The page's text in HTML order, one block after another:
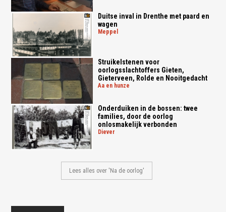
Duitse inval in Drenthe met paard en
wagen
meppel
Struikelstenen voor
oorlogsslachtoffers Gieten,
Gieterveen, Rolde en Nooitgedacht
aa en hunze
Onderduiken in de bossen: twee
families, door de oorlog
onlosmakelijk verbonden
diever
Lees alles over 'Na de oorlog'